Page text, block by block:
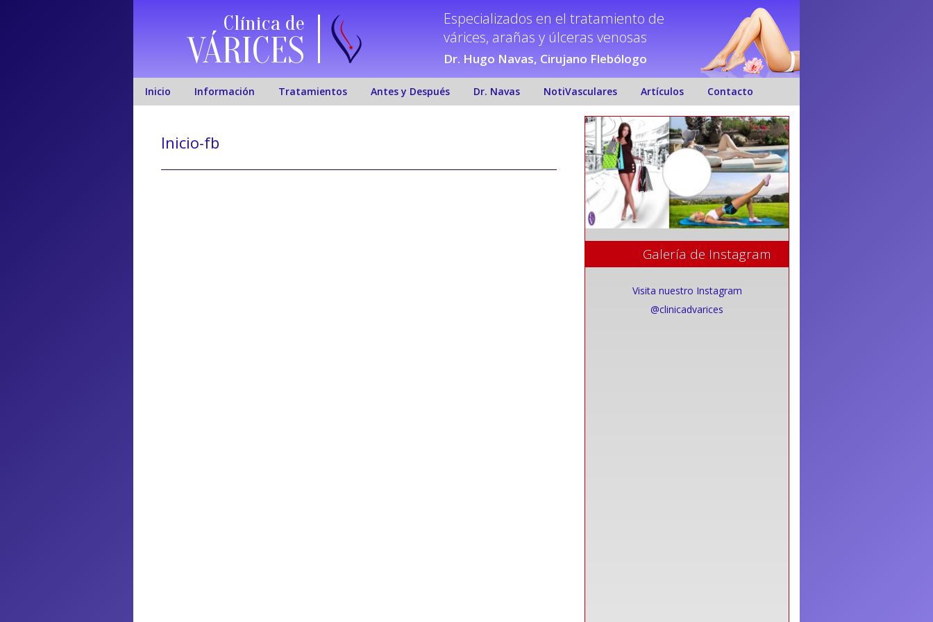
Clínica de
VÁRICES
Especializados en el tratamiento de
várices, arañas y úlceras venosas
Dr. Hugo Navas, Cirujano Flebólogo
Inicio Información Tratamientos Antes y Después Dr. Navas NotiVasculares Artículos Contacto
Inicio-fb
Galería de Instagram
Visita nuestro Instagram
@clinicadvarices